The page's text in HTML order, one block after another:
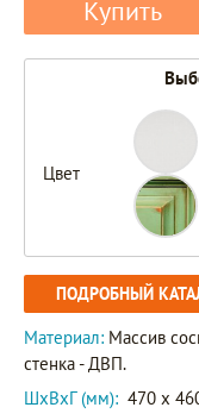
Купить
Цвет
ПОДРОБНЫЙ
Материал: Массив
стенка - ДВП.
ШxВxГ (мм): 470 x